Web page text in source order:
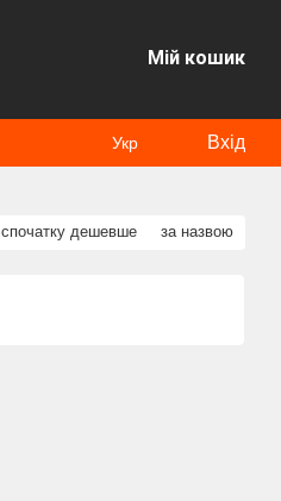
Мій кошик
Укр Вхід
спочатку дешевше за назвою